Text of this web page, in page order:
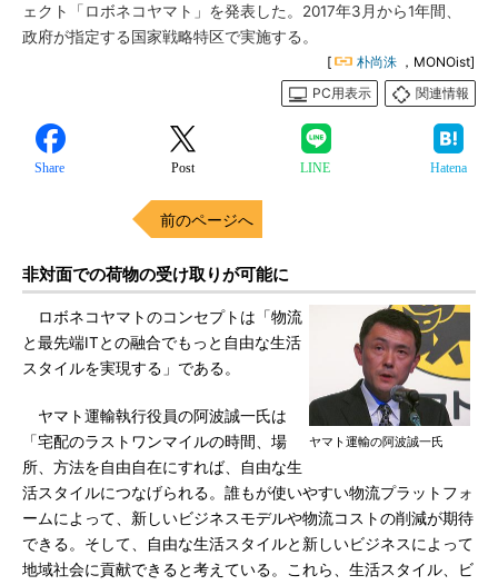
ェクト「ロボネコヤマト」を発表した。2017年3月から1年間、
政府が指定する国家戦略特区で実施する。
[ 朴尚洙 ，MONOist]
PC用表示
関連情報
Share Post LINE Hatena
前のページへ
非対面での荷物の受け取りが可能に
ヤマト運輸の阿波誠一氏
ロボネコヤマトのコンセプトは「物流
と最先端ITとの融合でもっと自由な生活
スタイルを実現する」である。
ヤマト運輸執行役員の阿波誠一氏は
「宅配のラストワンマイルの時間、場
所、方法を自由自在にすれば、自由な生
活スタイルにつなげられる。誰もが使いやすい物流プラットフォ
ームによって、新しいビジネスモデルや物流コストの削減が期待
できる。そして、自由な生活スタイルと新しいビジネスによって
地域社会に貢献できると考えている。これら、生活スタイル、ビ